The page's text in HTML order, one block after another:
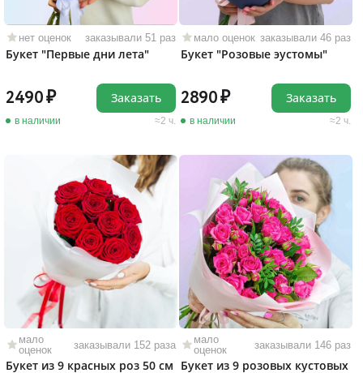
нет оценок заказывали 51 раз
Букет "Первые дни лета"
2490
в наличии 2 ч.
Заказать
мало оценок заказывали 46 раз
Букет "Розовые эустомы"
2890
в наличии 2 ч.
Заказать
мало
оценок
заказывали 152 раза
Букет из 9 красных роз 50 см
мало
оценок
заказывали 146 раз
Букет из 9 розовых кустовых